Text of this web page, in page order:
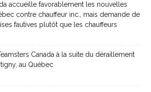
accueille favorablement les nouvelles
contre chauffeur inc., mais demande de
fautives plutôt que les chauffeurs
Canada à la suite du déraillement
au Québec